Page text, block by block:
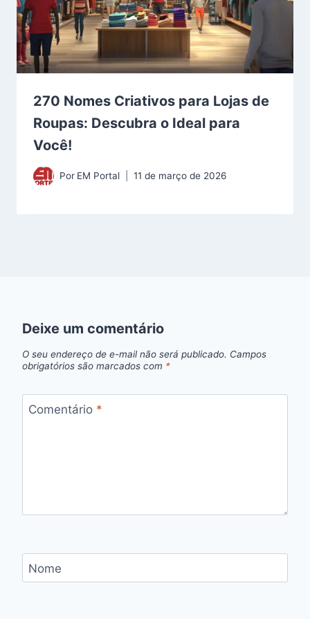
270 Nomes Criativos para Lojas de
Roupas: Descubra o Ideal para
Você!
Por EM Portal 11 de março de 2026
Deixe um comentário
O seu endereço de e-mail não será publicado. Campos
obrigatórios são marcados com *
Comentário *
Nome